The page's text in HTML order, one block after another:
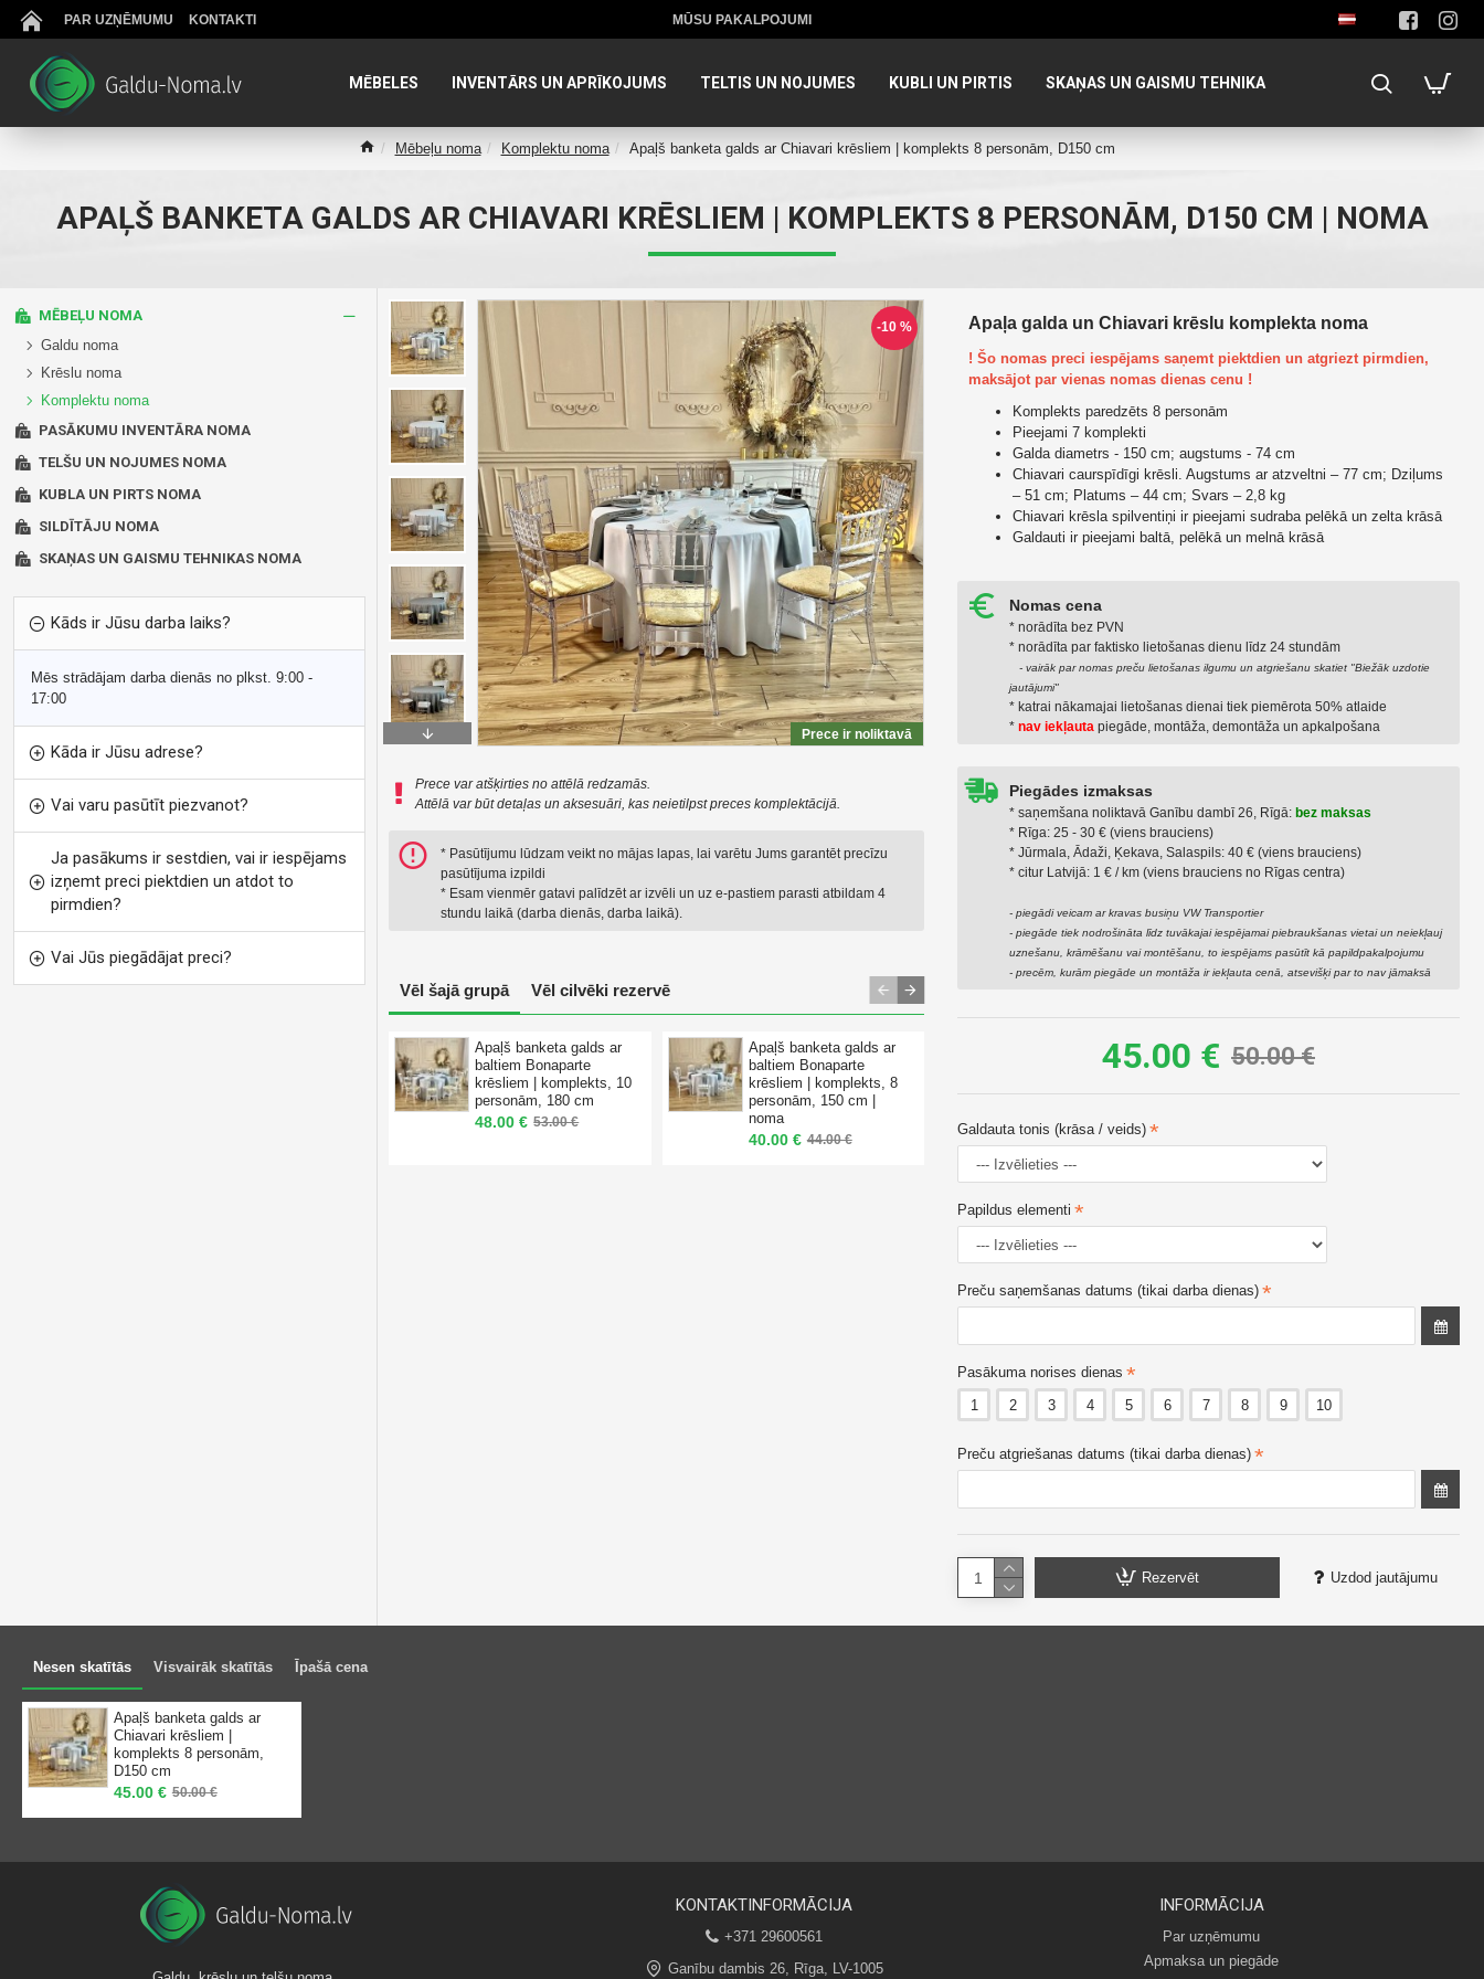
PAR UZŅĒMUMU KONTAKTI MŪSU PAKALPOJUMI
MĒBELES INVENTĀRS UN APRĪKOJUMS TELTIS UN NOJUMES KUBLI UN PIRTIS SKAŅAS UN GAISMU TEHNIKA
Mēbeļu noma Komplektu noma Apaļš banketa galds ar Chiavari krēsliem | komplekts 8 personām, D150 cm
APAĻŠ BANKETA GALDS AR CHIAVARI KRĒSLIEM | KOMPLEKTS 8 PERSONĀM, D150 CM | NOMA
MĒBEĻU NOMA
Galdu noma
Krēslu noma
Komplektu noma
PASĀKUMU INVENTĀRA NOMA
TELŠU UN NOJUMES NOMA
KUBLA UN PIRTS NOMA
SILDĪTĀJU NOMA
SKAŅAS UN GAISMU TEHNIKAS NOMA
Kāds ir Jūsu darba laiks?
Mēs strādājam darba dienās no plkst. 9:00 -
17:00
Kāda ir Jūsu adrese?
Vai varu pasūtīt piezvanot?
Ja pasākums ir sestdien, vai ir iespējams
izņemt preci piektdien un atdot to
pirmdien?
Vai Jūs piegādājat preci?
Prece ir noliktavā
-10 %
Vēl šajā grupā Vēl cilvēki rezervē
Apaļš banketa galds ar
baltiem Bonaparte
krēsliem | komplekts, 10
personām, 180 cm
48.00 € 53.00 €
Apaļš banketa galds ar
baltiem Bonaparte
krēsliem | komplekts, 8
personām, 150 cm |
noma
40.00 € 44.00 €
Apaļš banketa galds ar
baltiem krēsliem |
35.10 € 39.00 €
Apaļš banketa galds ar
caurspīdīgiem Chiavari
Prece var atšķirties no attēlā redzamās.
Attēlā var būt detaļas un aksesuāri, kas neietilpst preces komplektācijā.
* Pasūtījumu lūdzam veikt no mājas lapas, lai varētu Jums garantēt precīzu
pasūtījuma izpildi
* Esam vienmēr gatavi palīdzēt ar izvēli un uz e-pastiem parasti atbildam 4
stundu laikā (darba dienās, darba laikā).
Nomas cena
* norādīta bez PVN
* norādīta par faktiskо lietošanas dienu līdz 24 stundām
- vairāk par nomas preču lietošanas ilgumu un atgriešanu skatiet "Biežāk uzdotie
jautājumi"
* katrai nākamajai lietošanas dienai tiek piemērota 50% atlaide
* nav iekļauta piegāde, montāža, demontāža un apkalpošana
Piegādes izmaksas
* saņemšana noliktavā Ganību dambī 26, Rīgā: bez maksas
* Rīga: 25 - 30 € (viens brauciens)
* Jūrmala, Ādaži, Ķekava, Salaspils: 40 € (viens brauciens)
* citur Latvijā: 1 € / km (viens brauciens no Rīgas centra)
- piegādi veicam ar kravas busiņu VW Transportier
- piegāde tiek nodrošināta līdz tuvākajai iespējamai piebraukšanas vietai un neiekļauj
uznešanu, krāmēšanu vai montēšanu, to iespējams pasūtīt kā papildpakalpojumu
- precēm, kurām piegāde un montāža ir iekļauta cenā, atsevišķi par to nav jāmaksā
Apaļa galda un Chiavari krēslu komplekta noma
! Šo nomas preci iespējams saņemt piektdien un atgriezt pirmdien,
maksājot par vienas nomas dienas cenu !
Komplekts paredzēts 8 personām
Pieejami 7 komplekti
Galda diametrs - 150 cm; augstums - 74 cm
Chiavari caurspīdīgi krēsli. Augstums ar atzveltni – 77 cm; Dziļums
– 51 cm; Platums – 44 cm; Svars – 2,8 kg
Chiavari krēsla spilventiņi ir pieejami sudraba pelēkā un zelta krāsā
Galdauti ir pieejami baltā, pelēkā un melnā krāsā
45.00 € 50.00 €
Galdauta tonis (krāsa / veids)
Papildus elementi
Preču saņemšanas datums (tikai darba dienas)
Pasākuma norises dienas
1
2 3 4 5 6 7 8 9 10
Preču atgriešanas datums (tikai darba dienas)
Rezervēt Uzdod jautājumu
Nesen skatītās Visvairāk skatītās Īpašā cena
Apaļš banketa galds ar
Chiavari krēsliem |
komplekts 8 personām,
D150 cm
45.00 € 50.00 €
KONTAKTINFORMĀCIJA
+371 29600561
Ganību dambis 26, Rīga, LV-1005
INFORMĀCIJA
Par uzņēmumu
Apmaksa un piegāde